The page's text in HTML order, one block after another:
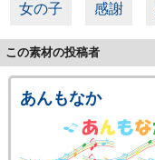
女の子 感謝
この素材の投稿者
あんもなか